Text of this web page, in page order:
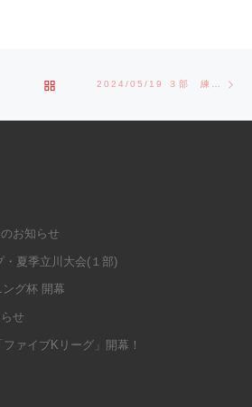
BACK TO POST LIST 2024/05/19 ３部 練習試合
お知らせ
・夏季立川大会(１部)
グ杯 開幕
せ
ァイブKリーグ」開幕！